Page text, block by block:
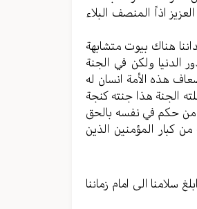
اذاً المنصف البلاء
هناك بيوت متشابهة
ولكن في الجنة
هذه الأمة انسان له
الجنة هذا جنته كنجة
من حكم في نفسه بالحق
كبار المؤمنين الذين
سلامنا الى امام زماننا